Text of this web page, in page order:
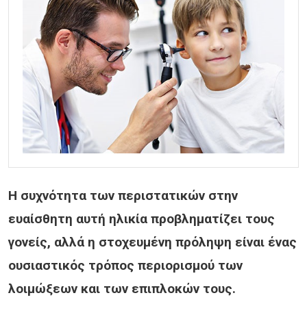
Η συχνότητα των περιστατικών στην
ευαίσθητη αυτή ηλικία προβληματίζει τους
γονείς, αλλά η στοχευμένη πρόληψη είναι ένας
ουσιαστικός τρόπος περιορισμού των
λοιμώξεων και των επιπλοκών τους.